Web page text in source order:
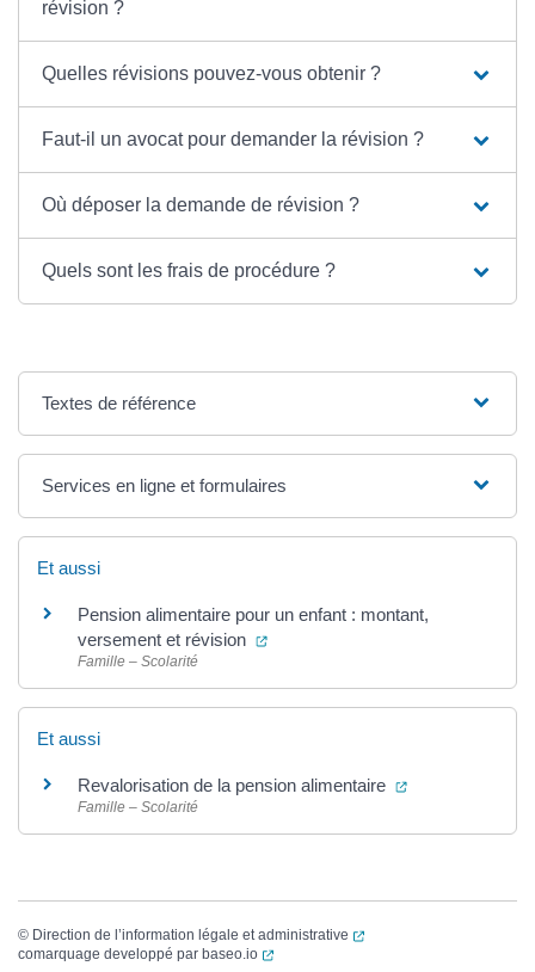
révision ?
Quelles révisions pouvez-vous obtenir ?
Faut-il un avocat pour demander la révision ?
Où déposer la demande de révision ?
Quels sont les frais de procédure ?
Textes de référence
Services en ligne et formulaires
Et aussi
Pension alimentaire pour un enfant : montant,
versement et révision
(ouverture dans un nouvel onglet)
Famille – Scolarité
Et aussi
Revalorisation de la pension alimentaire (ouverture dans
Famille – Scolarité
© Direction de l’information légale et administrative
(ouverture dans un
comarquage developpé par baseo.io (ouverture dans un nouvel onglet)